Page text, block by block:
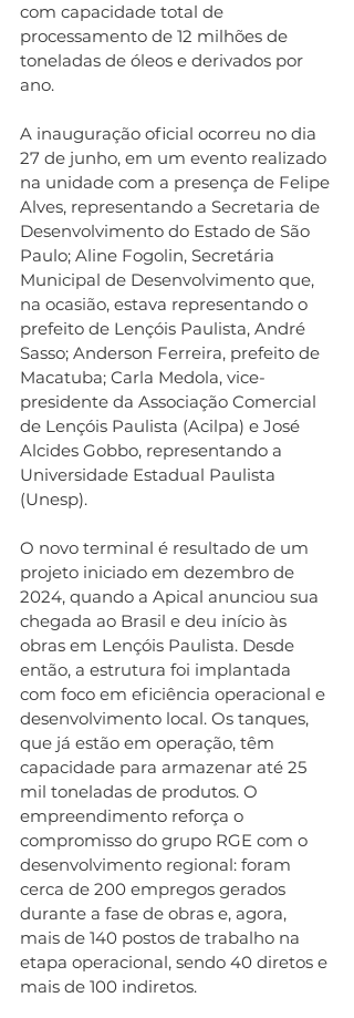
com capacidade total de
processamento de 12 milhões de
toneladas de óleos e derivados por
ano.
A inauguração oficial ocorreu no dia
27 de junho, em um evento realizado
na unidade com a presença de Felipe
Alves, representando a Secretaria de
Desenvolvimento do Estado de São
Paulo; Aline Fogolin, Secretária
Municipal de Desenvolvimento que,
na ocasião, estava representando o
prefeito de Lençóis Paulista, André
Sasso; Anderson Ferreira, prefeito de
Macatuba; Carla Medola, vice-
presidente da Associação Comercial
de Lençóis Paulista (Acilpa) e José
Alcides Gobbo, representando a
Universidade Estadual Paulista
(Unesp).
O novo terminal é resultado de um
projeto iniciado em dezembro de
2024, quando a Apical anunciou sua
chegada ao Brasil e deu início às
obras em Lençóis Paulista. Desde
então, a estrutura foi implantada
com foco em eficiência operacional e
desenvolvimento local. Os tanques,
que já estão em operação, têm
capacidade para armazenar até 25
mil toneladas de produtos. O
empreendimento reforça o
compromisso do grupo RGE com o
desenvolvimento regional: foram
cerca de 200 empregos gerados
durante a fase de obras e, agora,
mais de 140 postos de trabalho na
etapa operacional, sendo 40 diretos e
mais de 100 indiretos.